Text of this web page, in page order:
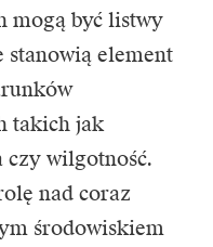
mogą być listwy
stanowią element
takich jak
czy wilgotność.
nad coraz
środowiskiem